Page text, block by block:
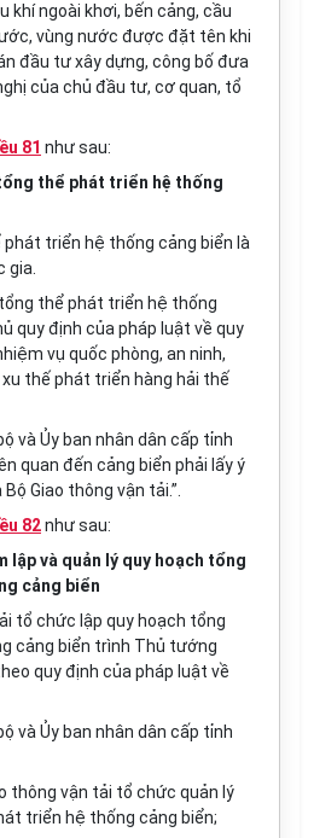
khí ngoài khơi, bến cảng, cầu
vùng nước được đặt tên khi
đầu tư xây dựng, công bố đưa
của chủ đầu tư, cơ quan, tổ
81 như sau:
thể phát triển hệ thống
phát triển hệ thống cảng biển là
gia.
thể phát triển hệ thống
quy định của pháp luật về quy
vụ quốc phòng, an ninh,
thế phát triển hàng hải thế
và Ủy ban nhân dân cấp tỉnh
quan đến cảng biển phải lấy ý
Giao thông vận tải.”.
82như sau:
lập và quản lý quy hoạch tổng
cảng biển
tổ chức lập quy hoạch tổng
cảng biển trình Thủ tướng
quy định của pháp luật về
và Ủy ban nhân dân cấp tỉnh
thông vận tải tổ chức quản lý
triển hệ thống cảng biển;